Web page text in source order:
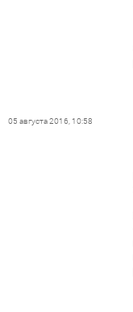
05 августа 2016, 10:58